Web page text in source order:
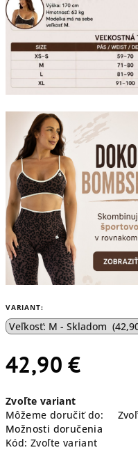
VARIANT:
42,90 €
cena:
Zvoľte variant
Môžeme doručiť do:
Možnosti doručenia
Kód: Zvoľte variant